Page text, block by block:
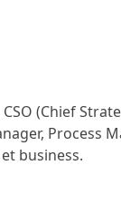
(Chief
Process
business.